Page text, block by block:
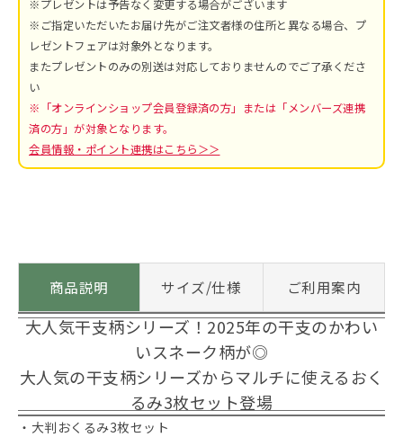
※プレゼントは予告なく変更する場合がございます
※ご指定いただいたお届け先がご注文者様の住所と異なる場合、プ
レゼントフェアは対象外となります。
またプレゼントのみの別送は対応しておりませんのでご了承くださ
い
※「オンラインショップ会員登録済の方」または「メンバーズ連携
済の方」が対象となります。
会員情報・ポイント連携はこちら＞＞
商品説明 サイズ/仕様 ご利用案内
大人気干支柄シリーズ！2025年の干支のかわい
いスネーク柄が◎
大人気の干支柄シリーズからマルチに使えるおく
るみ3枚セット登場
・大判おくるみ3枚セット